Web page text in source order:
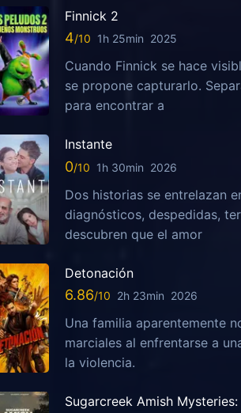
Finnick 2
4 1h 25min 2025
Cuando Finnick se hace
se propone capturarlo.
para encontrar a
Instante
0 1h 30min 2026
Dos historias se entrelazan
diagnósticos, despedidas,
descubren que el amor
Detonación
6.86 2h 23min 2026
Una familia aparentemente
marciales al enfrentarse a
la violencia.
Sugarcreek Amish